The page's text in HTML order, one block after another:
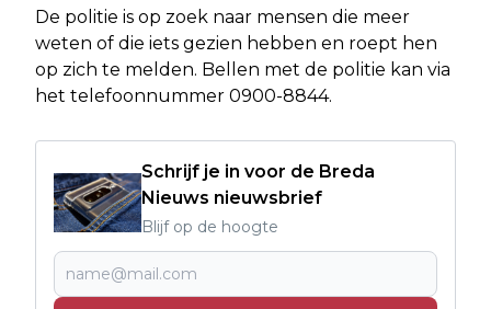
De politie is op zoek naar mensen die meer
weten of die iets gezien hebben en roept hen
op zich te melden. Bellen met de politie kan via
het telefoonnummer 0900-8844.
Schrijf je in voor de Breda
Nieuws nieuwsbrief
Blijf op de hoogte